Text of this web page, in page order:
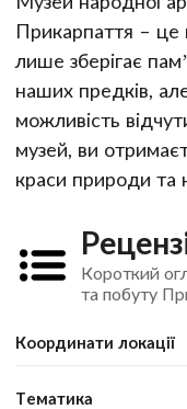
Прикарпаття – це
лише зберігає
наших предків,
можливість
музей, ви
краси природи та
Короткий
та побуту
Координати локації
Тематика